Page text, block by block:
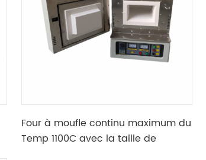
Four à moufle continu maximum du
Temp 1100C avec la taille de